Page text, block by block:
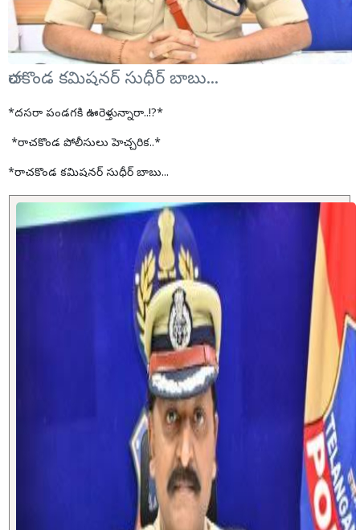
రాచకొండ కమిషనర్ సుధీర్ బాబు...
*దసరా పండగకి ఊరెళ్తున్నారా..!?*
*రాచకొండ పోలీసులు హెచ్చరిక..*
*రాచకొండ కమిషనర్ సుధీర్ బాబు...